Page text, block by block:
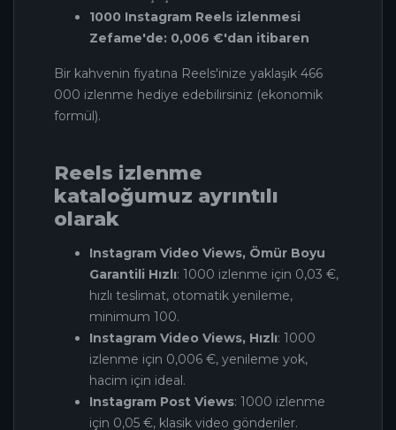
1000 Instagram Reels izlenmesi
Zefame'de: 0,006 €'dan itibaren
Bir kahvenin fiyatına Reels'inize yaklaşık 466
000 izlenme hediye edebilirsiniz (ekonomik
formül).
Reels izlenme
kataloğumuz ayrıntılı
olarak
Instagram Video Views, Ömür Boyu
Garantili Hızlı: 1000 izlenme için 0,03 €,
hızlı teslimat, otomatik yenileme,
minimum 100.
Instagram Video Views, Hızlı: 1000
izlenme için 0,006 €, yenileme yok,
hacim için ideal.
Instagram Post Views: 1000 izlenme
için 0,05 €, klasik video gönderiler.